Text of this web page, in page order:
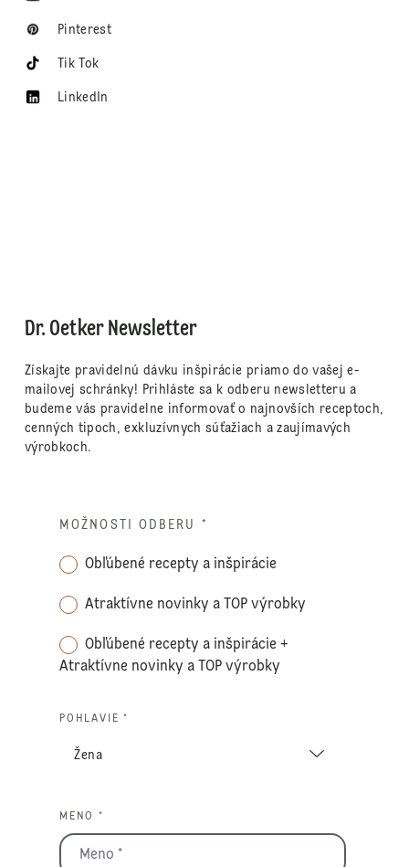
Pinterest
Tik Tok
LinkedIn
Dr. Oetker Newsletter
Získajte pravidelnú dávku inšpirácie priamo do vašej e-
mailovej schránky! Prihláste sa k odberu newsletteru a
budeme vás pravidelne informovať o najnovších receptoch,
cenných tipoch, exkluzívnych súťažiach a zaujímavých
výrobkoch.
MOŽNOSTI ODBERU *
Obľúbené recepty a inšpirácie
Atraktívne novinky a TOP výrobky
Obľúbené recepty a inšpirácie +
Atraktívne novinky a TOP výrobky
POHLAVIE *
MENO *